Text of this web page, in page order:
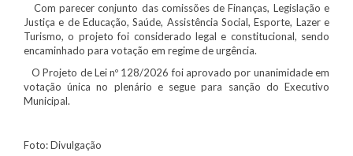
Com parecer conjunto das comissões de Finanças, Legislação e
Justiça e de Educação, Saúde, Assistência Social, Esporte, Lazer e
Turismo, o projeto foi considerado legal e constitucional, sendo
encaminhado para votação em regime de urgência.
O Projeto de Lei nº 128/2026 foi aprovado por unanimidade em
votação única no plenário e segue para sanção do Executivo
Municipal.
Foto: Divulgação